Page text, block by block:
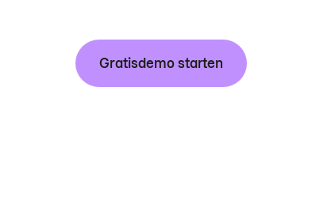
Gratisdemo starten